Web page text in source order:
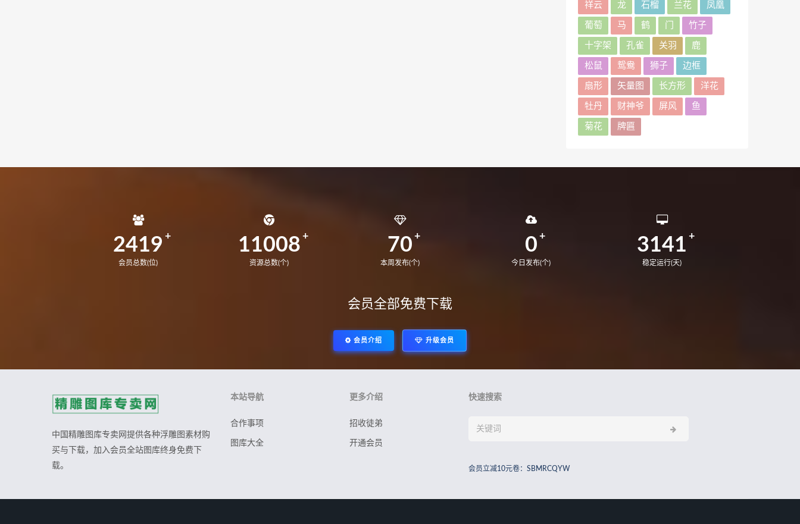
祥云 龙 石榴 兰花 凤凰
葡萄 马 鹤 门 竹子
十字架 孔雀 关羽 鹿
松鼠 鸳鸯 狮子 边框
扇形 矢量图 长方形 洋花
牡丹 财神爷 屏风 鱼
菊花 牌匾
2419
会员总数(位)
11008
资源总数(个)
70
本周发布(个)
0
今日发布(个)
3141
稳定运行(天)
会员全部免费下载
会员介绍 升级会员
中国精雕图库专卖网提供各种浮雕图素材购
买与下载，加入会员全站图库终身免费下
载。
本站导航
合作事项
图库大全
更多介绍
招收徒弟
开通会员
快速搜索
会员立减10元卷：SBMRCQYW